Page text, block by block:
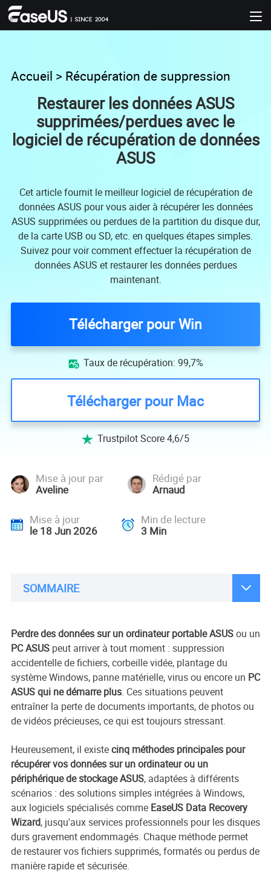
Accueil > Récupération de suppression
Restaurer les données ASUS
supprimées/perdues avec le
logiciel de récupération de données
ASUS
Cet article fournit le meilleur logiciel de récupération de
données ASUS pour vous aider à récupérer les données
ASUS supprimées ou perdues de la partition du disque dur,
de la carte USB ou SD, etc. en quelques étapes simples.
Suivez pour voir comment effectuer la récupération de
données ASUS et restaurer les données perdues
maintenant.
Télécharger pour Win
 Taux de récupération: 99,7%
Télécharger pour Mac
 Trustpilot Score 4,6/5
Mise à jour par
Aveline
Rédigé par
Arnaud
Mise à jour
le 18 Jun 2026
Min de lecture
3 Min
SOMMAIRE 
Perdre des données sur un ordinateur portable ASUSou un
PC ASUSpeut arriver à tout moment : suppression
accidentelle de fichiers, corbeille vidée, plantage du
système Windows, panne matérielle, virus ou encore un PC
ASUS qui ne démarre plus. Ces situations peuvent
entraîner la perte de documents importants, de photos ou
de vidéos précieuses, ce qui est toujours stressant.
Heureusement, il existecinq méthodes principales pour
récupérer vos données sur un ordinateur ou un
périphérique de stockage ASUS, adaptées à différents
scénarios : des solutions simples intégrées à Windows,
aux logiciels spécialisés comme EaseUS Data Recovery
Wizard, jusqu'aux services professionnels pour les disques
durs gravement endommagés. Chaque méthode permet
de restaurer vos fichiers supprimés, formatés ou perdus de
manière rapide et sécurisée.